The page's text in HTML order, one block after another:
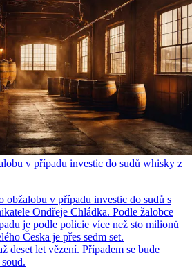
v případu investic do sudů whisky z
obžalobu v případu investic do sudů s
Ondřeje Chládka. Podle žalobce
je podle policie více než sto milionů
Česka je přes sedm set.
deset let vězení. Případem se bude